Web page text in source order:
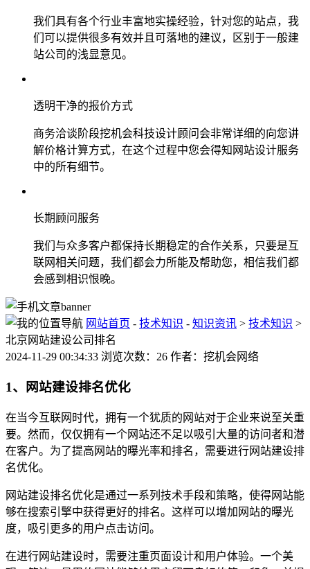
我们具有各个行业丰富地实操经验，针对您的站点，我
们可以提供很多有效并且可落地的建议，区别于一般建
站公司的浅显意见。
透明干净的报价方式
商务洽谈阶段挖机会科技设计顾问会非常详细的向您讲
解价格计算方式，在这个过程中您会得知网站设计服务
中的所有细节。
长期顾问服务
我们与众多客户都保持长期稳定的合作关系，只要是互
联网相关问题，我们都会力所能及帮助您，相信我们都
会感到相识恨晚。
网站首页 - 技术知识 - 知识资讯 > 技术知识 >
北京网站建设公司排名
2024-11-29 00:34:33 浏览次数：26 作者：挖机会网络
1、网站建设排名优化
在当今互联网时代，拥有一个犹质的网站对于企业来说至关重
要。然而，仅仅拥有一个网站还不足以吸引大量的访问者和潜
在客户。为了提高网站的曝光率和排名，需要进行网站建设排
名优化。
网站建设排名优化是通过一系列技术手段和策略，使得网站能
够在搜索引擎中获得更好的排名。这样可以增加网站的曝光
度，吸引更多的用户点击访问。
在进行网站建设时，需要注重页面设计和用户体验。一个美